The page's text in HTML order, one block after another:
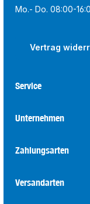
Mo.- Do. 08:00-
Vertrag
Service
Unternehmen
Zahlungsarten
Versandarten